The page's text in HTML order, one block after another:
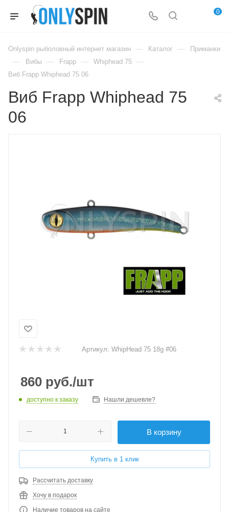
0
Onlyspin рыболовный интернет магазин — Каталог — Приманки
— Вибы — Frapp — Whiphead 75 —
Виб Frapp Whiphead 75 06
Виб Frapp Whiphead 75
06
Артикул: WhipHead 75 18g #06
860 руб./шт
доступно к заказу Нашли дешевле?
В корзину
Купить в 1 клик
Рассчитать доставку
Хочу в подарок
Наличие товаров на сайте